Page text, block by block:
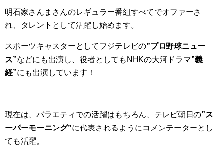
明石家さんまさんのレギュラー番組すべてでオファーさ
れ、タレントとして活躍し始めます。
スポーツキャスターとしてフジテレビの”プロ野球ニュー
ス”などにも出演し、役者としてもNHKの大河ドラマ”義
経”にも出演しています！
現在は、バラエティでの活躍はもちろん、テレビ朝日の”ス
ーパーモーニング”に代表されるようにコメンテーターとし
ても活躍。